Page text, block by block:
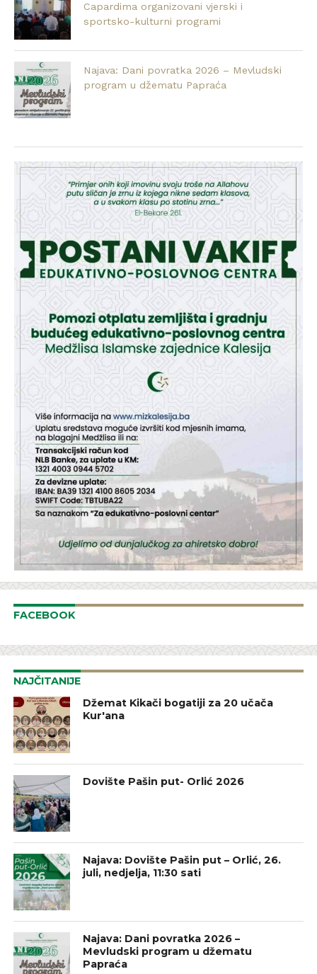
Capardima organizovani vjerski i
sportsko-kulturni programi
Najava: Dani povratka 2026 – Mevludski
program u džematu Papraća
FACEBOOK
NAJČITANIJE
Džemat Kikači bogatiji za 20 učača
Kur'ana
Dovište Pašin put- Orlić 2026
Najava: Dovište Pašin put – Orlić, 26.
juli, nedjelja, 11:30 sati
Najava: Dani povratka 2026 –
Mevludski program u džematu
Papraća